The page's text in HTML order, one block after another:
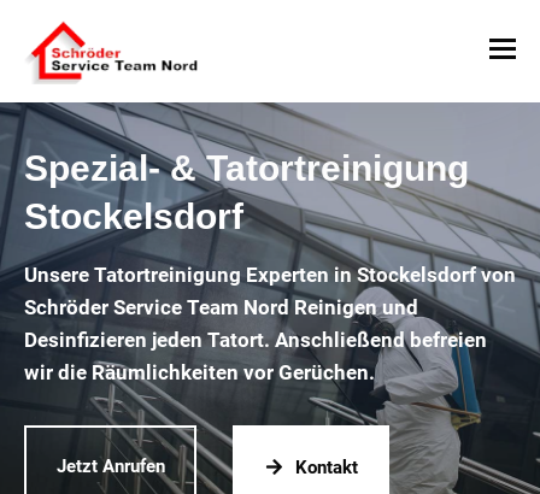
Spezial- & Tatortreinigung
Stockelsdorf
Unsere Tatortreinigung Experten in Stockelsdorf von
Schröder Service Team Nord Reinigen und
Desinfizieren jeden Tatort. Anschließend befreien
wir die Räumlichkeiten vor Gerüchen.
Jetzt Anrufen Kontakt